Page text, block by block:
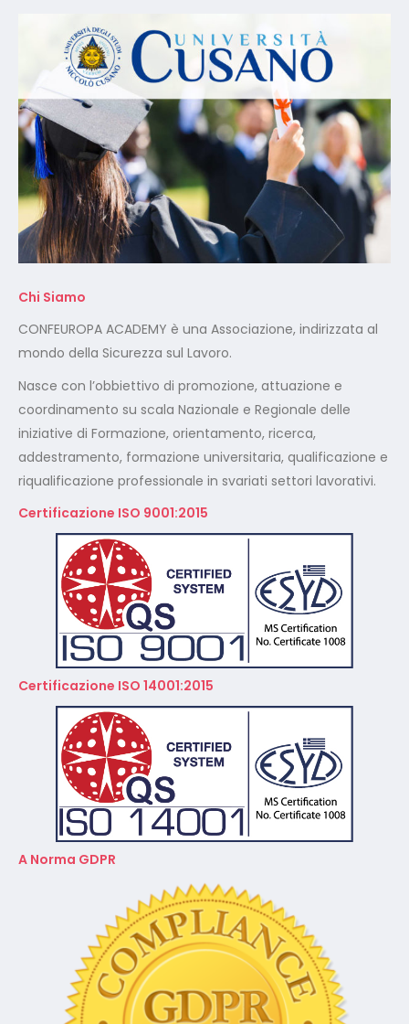
Chi Siamo
CONFEUROPA ACADEMY è una Associazione, indirizzata al
mondo della Sicurezza sul Lavoro.
Nasce con l’obbiettivo di promozione, attuazione e
coordinamento su scala Nazionale e Regionale delle
iniziative di Formazione, orientamento, ricerca,
addestramento, formazione universitaria, qualificazione e
riqualificazione professionale in svariati settori lavorativi.
Certificazione ISO 9001:2015
Certificazione ISO 14001:2015
A Norma GDPR